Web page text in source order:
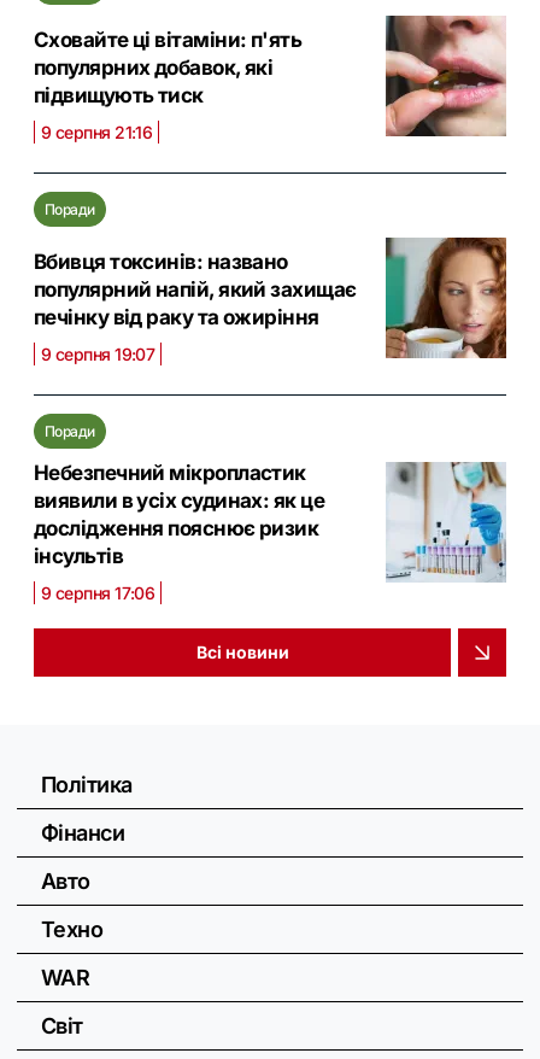
Сховайте ці вітаміни: п'ять
популярних добавок, які
підвищують тиск
9 серпня 21:16
Поради
Вбивця токсинів: названо
популярний напій, який захищає
печінку від раку та ожиріння
9 серпня 19:07
Поради
Небезпечний мікропластик
виявили в усіх судинах: як це
дослідження пояснює ризик
інсультів
9 серпня 17:06
Всі новини
Політика
Фінанси
Авто
Техно
WAR
Світ